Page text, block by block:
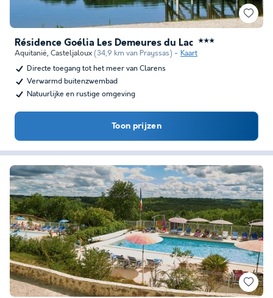
Résidence Goélia Les Demeures du Lac ★★★
Aquitanië, Casteljaloux (34,9 km van Prayssas)
Kaart
Directe toegang tot het meer van Clarens
Verwarmd buitenzwembad
Natuurlijke en rustige omgeving
Toon prijzen